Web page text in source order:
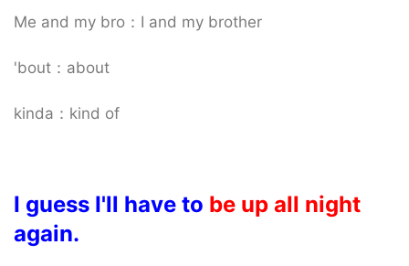
Me and my bro：I and my brother
'bout：about
kinda：kind of
I guess I'll have to be up all night
again.